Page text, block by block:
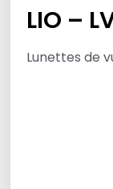
LIO –
Lunettes de